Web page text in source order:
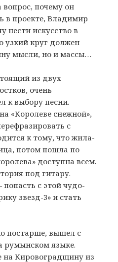
вопрос, почему он
в проекте, Владимир
нести искусство в
узкий круг должен
мысли, но и массы…
из двух
очень
к выбору песни.
«Королеве снежной»,
с
к тому, что жила-
потом пошла по
доступна всем.
под гитару.
с этой чудо-
звезд-3» и стать
постарше, вышел с
румынском языке.
Кировоградщину из